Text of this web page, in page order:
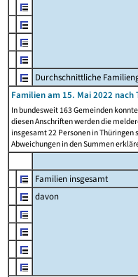
Durchschnittliche
Familien am 15. Mai 2022
In bundesweit 163 Gemeinden
diesen Anschriften werden die
insgesamt 22 Personen in
Abweichungen in den Summen
Familien insgesamt
davon